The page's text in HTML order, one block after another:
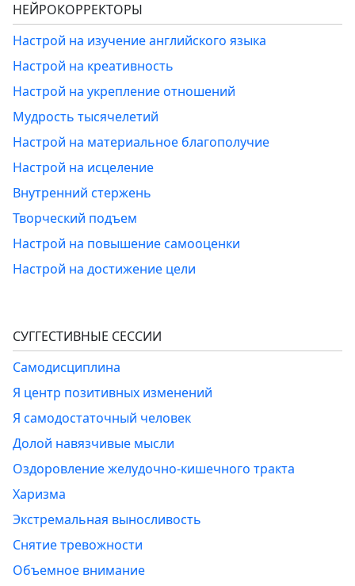
НЕЙРОКОРРЕКТОРЫ
Настрой на изучение английского языка
Настрой на креативность
Настрой на укрепление отношений
Мудрость тысячелетий
Настрой на материальное благополучие
Настрой на исцеление
Внутренний стержень
Творческий подъем
Настрой на повышение самооценки
Настрой на достижение цели
СУГГЕСТИВНЫЕ СЕССИИ
Самодисциплина
Я центр позитивных изменений
Я самодостаточный человек
Долой навязчивые мысли
Оздоровление желудочно-кишечного тракта
Харизма
Экстремальная выносливость
Снятие тревожности
Объемное внимание